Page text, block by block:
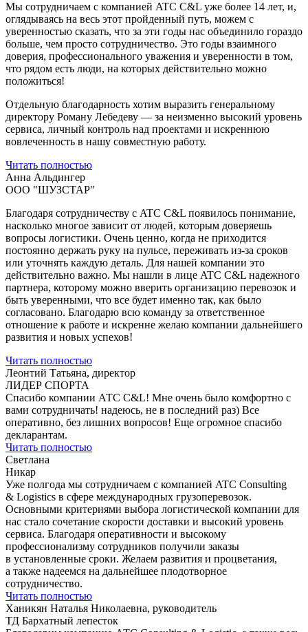
Мы сотрудничаем с компанией ATC C&L уже более 14 лет, и,
оглядываясь на весь этот пройденный путь, можем с
уверенностью сказать, что за эти годы нас объединило гораздо
больше, чем просто сотрудничество. Это годы взаимного
доверия, профессионального уважения и уверенности в том,
что рядом есть люди, на которых действительно можно
положиться!
Отдельную благодарность хотим выразить генеральному
директору Роману Лебедеву — за неизменно высокий уровень
сервиса, личный контроль над проектами и искреннюю
вовлеченность в нашу совместную работу.
Читать полностью
Анна Альдингер
ООО "ШУЗСТАР"
Благодаря сотрудничеству с ATC C&L появилось понимание,
насколько многое зависит от людей, которым доверяешь
вопросы логистики. Очень ценно, когда не приходится
постоянно держать руку на пульсе, переживать из-за сроков
или уточнять каждую деталь. Для нашей компании это
действительно важно. Мы нашли в лице ATC C&L надежного
партнера, которому можно вверить организацию перевозок и
быть уверенными, что все будет именно так, как было
согласовано. Благодарю всю команду за ответственное
отношение к работе и искренне желаю компании дальнейшего
развития и новых успехов!
Читать полностью
Леонтий Татьяна, директор
ЛИДЕР СПОРТА
Спасибо компании АТС С&L! Мне очень было комфортно с
вами сотрудничать! надеюсь, не в последний раз) Все
оперативно, без лишних вопросов! Еще огромное спасибо
декларантам.
Читать полностью
Светлана
Никар
Уже полгода мы сотрудничаем с компанией ATC Consulting
& Logistics в сфере международных грузоперевозок.
Основными критериями выбора логистической компании для
нас стало сочетание скорости доставки и высокий уровень
сервиса. Благодаря оперативности и высокому
профессионализму сотрудников получили заказы
в установленные сроки. Желаем развития и процветания,
а также надеемся на дальнейшее плодотворное
сотрудничество.
Читать полностью
Ханикян Наталья Николаевна, руководитель
ТД Бархатный лепесток